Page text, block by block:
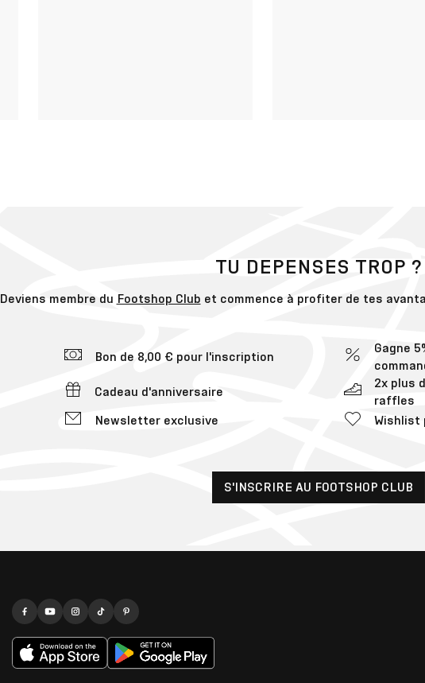
TU DEPENSES TROP ?
Deviens membre du Footshop Club et commence à profiter de tes
Bon de 8,00 € pour l'inscription
Gagne
Cadeau d'anniversaire
2x plus
raffles
Newsletter exclusive
Wishlist
S'INSCRIRE AU FOOTSHOP CLUB